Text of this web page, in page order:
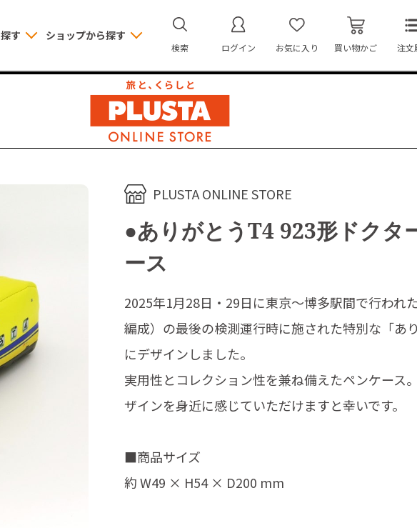
す ショップから探す
検索 ログイン お気に入り 買い物かご 注文
PLUSTA ONLINE STORE
●ありがとうT4 923形ドクタ
ース
2025年1月28日・29日に東京～博多駅間で行われ
編成）の最後の検測運行時に施された特別な「あ
にデザインしました。
実用性とコレクション性を兼ね備えたペンケース
ザインを身近に感じていただけますと幸いです。
■商品サイズ
約 W49 × H54 × D200 mm